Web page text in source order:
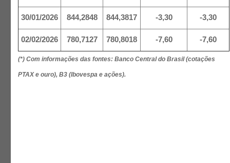
30/01/2026 844,2848 844,3817 -3,30 -3,30
02/02/2026 780,7127 780,8018 -7,60 -7,60
(*) Com informações das fontes: Banco Central do Brasil (cotações
PTAX e ouro), B3 (Ibovespa e ações).